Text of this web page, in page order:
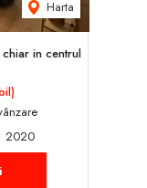
Harta
in centrul
2020